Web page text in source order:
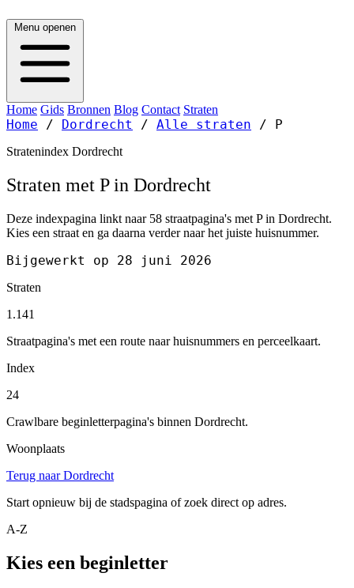
Menu openen
Home Gids Bronnen Blog Contact Straten
Home / Dordrecht / Alle straten / P
Stratenindex Dordrecht
Straten met P in Dordrecht
Deze indexpagina linkt naar 58 straatpagina's met P in Dordrecht.
Kies een straat en ga daarna verder naar het juiste huisnummer.
Bijgewerkt op 28 juni 2026
Straten
1.141
Straatpagina's met een route naar huisnummers en perceelkaart.
Index
24
Crawlbare beginletterpagina's binnen Dordrecht.
Woonplaats
Terug naar Dordrecht
Start opnieuw bij de stadspagina of zoek direct op adres.
A-Z
Kies een beginletter